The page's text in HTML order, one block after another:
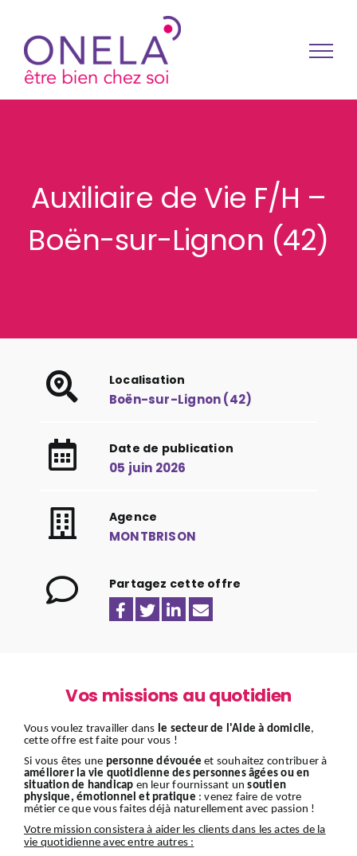
Auxiliaire de Vie F/H –
Boën-sur-Lignon (42)
Localisation
Boën-sur-Lignon (42)
Date de publication
05 juin 2026
Agence
MONTBRISON
Partagez cette offre
Vos missions au quotidien
Vous voulez travailler dans le secteur de l'Aide à domicile,
cette offre est faite pour vous !
Si vous êtes une personne dévouée et souhaitez contribuer à
améliorer la vie quotidienne des personnes âgées ou en
situation de handicap en leur fournissant unsoutien
physique, émotionnel et pratique : venez faire de votre
métier ce que vous faites déjà naturellement avec passion !
Votre mission consistera à aider les clients dans les actes de la
vie quotidienne avec entre autres :